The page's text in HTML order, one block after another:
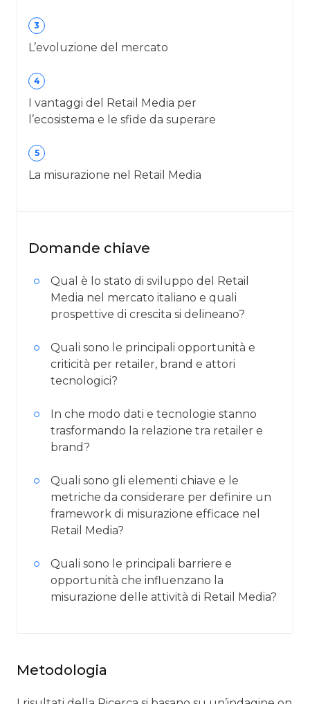
3
L’evoluzione del mercato
4
I vantaggi del Retail Media per
l’ecosistema e le sfide da superare
5
La misurazione nel Retail Media
Domande chiave
Qual è lo stato di sviluppo del Retail
Media nel mercato italiano e quali
prospettive di crescita si delineano?
Quali sono le principali opportunità e
criticità per retailer, brand e attori
tecnologici?
In che modo dati e tecnologie stanno
trasformando la relazione tra retailer e
brand?
Quali sono gli elementi chiave e le
metriche da considerare per definire un
framework di misurazione efficace nel
Retail Media?
Quali sono le principali barriere e
opportunità che influenzano la
misurazione delle attività di Retail Media?
Metodologia